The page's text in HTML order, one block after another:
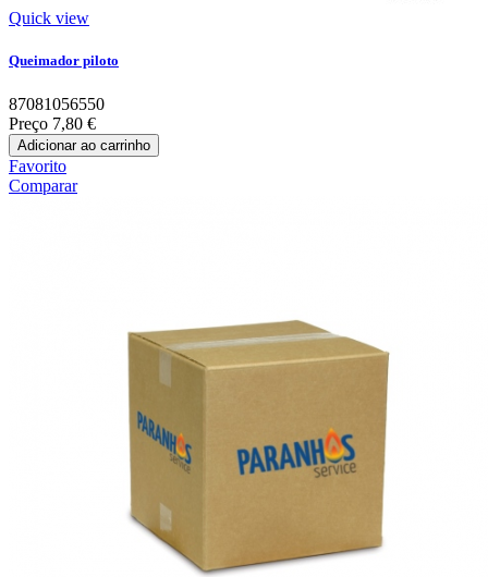
Quick view
Queimador piloto
87081056550
Preço 7,80 €
Adicionar ao carrinho
Favorito
Comparar